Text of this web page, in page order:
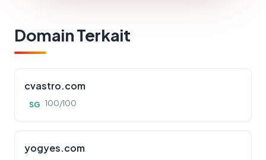
Domain Terkait
cvastro.com
SG 100/100
yogyes.com